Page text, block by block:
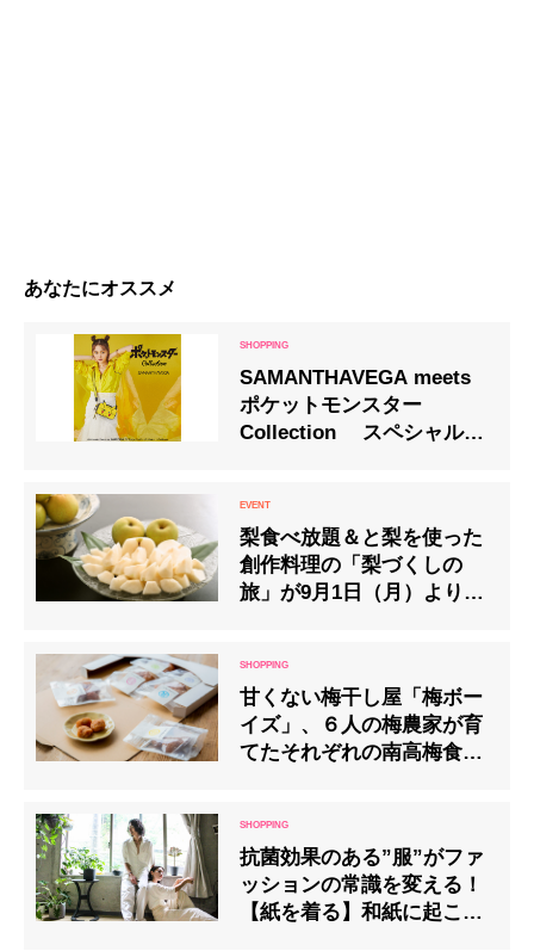
あなたにオススメ
SAMANTHAVEGA meets
ポケットモンスター
Collection スペシャルコ
梨食べ放題＆と梨を使った
創作料理の「梨づくしの
旅」が9月1日（月）よりス
甘くない梅干し屋「梅ボー
イズ」、６人の梅農家が育
てたそれぞれの南高梅食べ
抗菌効果のある”服”がファ
ッションの常識を変える！
【紙を着る】和紙に起こっ